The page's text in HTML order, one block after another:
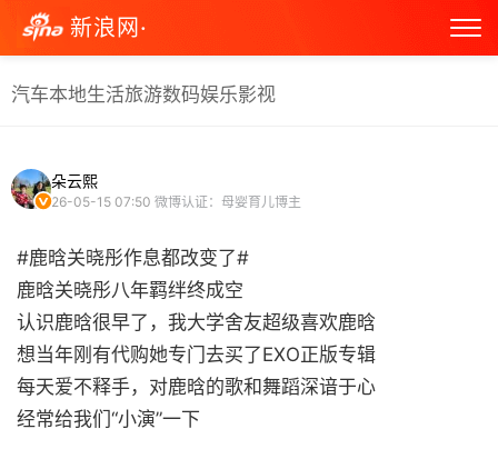
新浪网·
汽车本地生活旅游数码娱乐影视
朵云熙
26-05-15 07:50 微博认证：母婴育儿博主
#鹿晗关晓彤作息都改变了#
鹿晗关晓彤八年羁绊终成空
认识鹿晗很早了，我大学舍友超级喜欢鹿晗
想当年刚有代购她专门去买了EXO正版专辑
每天爱不释手，对鹿晗的歌和舞蹈深谙于心
经常给我们“小演”一下